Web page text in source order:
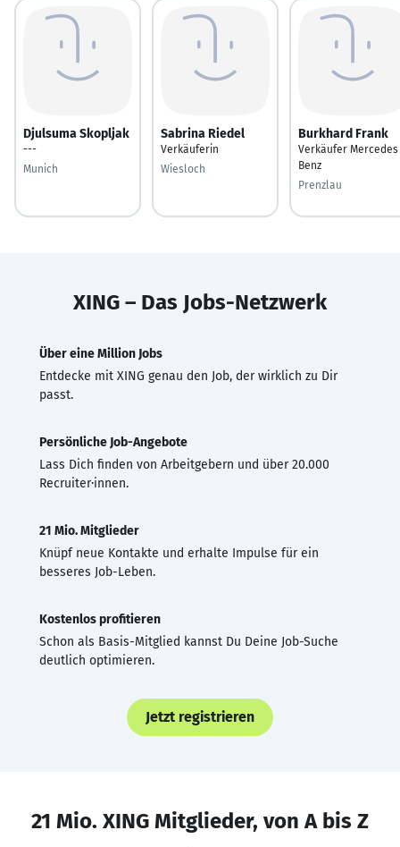
Djulsuma Skopljak
---
Munich
Sabrina Riedel
Verkäuferin
Wiesloch
Burkhard Frank
Verkäufer Mercedes
Benz
Prenzlau
XING – Das Jobs-Netzwerk
Über eine Million Jobs
Entdecke mit XING genau den Job, der wirklich zu Dir
passt.
Persönliche Job-Angebote
Lass Dich finden von Arbeitgebern und über 20.000
Recruiter·innen.
21 Mio. Mitglieder
Knüpf neue Kontakte und erhalte Impulse für ein
besseres Job-Leben.
Kostenlos profitieren
Schon als Basis-Mitglied kannst Du Deine Job-Suche
deutlich optimieren.
Jetzt registrieren
21 Mio. XING Mitglieder, von A bis Z